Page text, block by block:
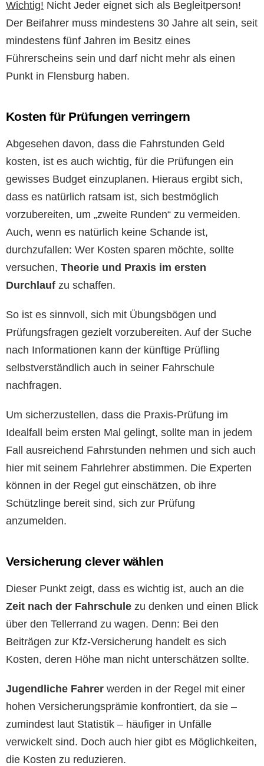
Wichtig! Nicht Jeder eignet sich als Begleitperson!
Der Beifahrer muss mindestens 30 Jahre alt sein, seit
mindestens fünf Jahren im Besitz eines
Führerscheins sein und darf nicht mehr als einen
Punkt in Flensburg haben.
Kosten für Prüfungen verringern
Abgesehen davon, dass die Fahrstunden Geld
kosten, ist es auch wichtig, für die Prüfungen ein
gewisses Budget einzuplanen. Hieraus ergibt sich,
dass es natürlich ratsam ist, sich bestmöglich
vorzubereiten, um „zweite Runden“ zu vermeiden.
Auch, wenn es natürlich keine Schande ist,
durchzufallen: Wer Kosten sparen möchte, sollte
versuchen, Theorie und Praxis im ersten
Durchlauf zu schaffen.
So ist es sinnvoll, sich mit Übungsbögen und
Prüfungsfragen gezielt vorzubereiten. Auf der Suche
nach Informationen kann der künftige Prüfling
selbstverständlich auch in seiner Fahrschule
nachfragen.
Um sicherzustellen, dass die Praxis-Prüfung im
Idealfall beim ersten Mal gelingt, sollte man in jedem
Fall ausreichend Fahrstunden nehmen und sich auch
hier mit seinem Fahrlehrer abstimmen. Die Experten
können in der Regel gut einschätzen, ob ihre
Schützlinge bereit sind, sich zur Prüfung
anzumelden.
Versicherung clever wählen
Dieser Punkt zeigt, dass es wichtig ist, auch an die
Zeit nach der Fahrschule zu denken und einen Blick
über den Tellerrand zu wagen. Denn: Bei den
Beiträgen zur Kfz-Versicherung handelt es sich
Kosten, deren Höhe man nicht unterschätzen sollte.
Jugendliche Fahrer werden in der Regel mit einer
hohen Versicherungsprämie konfrontiert, da sie –
zumindest laut Statistik – häufiger in Unfälle
verwickelt sind. Doch auch hier gibt es Möglichkeiten,
die Kosten zu reduzieren.